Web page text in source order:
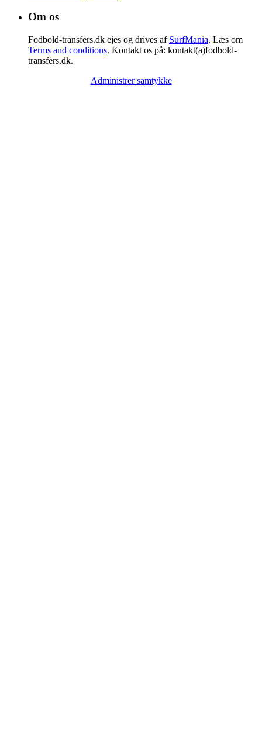
Om os
Fodbold-transfers.dk ejes og drives af SurfMania. Læs om
Terms and conditions. Kontakt os på: kontakt(a)fodbold-
transfers.dk.
Administrer samtykke